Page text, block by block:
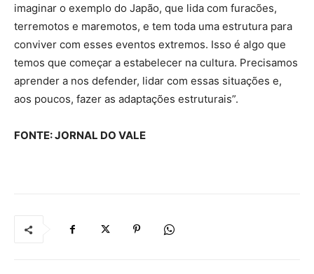
imaginar o exemplo do Japão, que lida com furacões,
terremotos e maremotos, e tem toda uma estrutura para
conviver com esses eventos extremos. Isso é algo que
temos que começar a estabelecer na cultura. Precisamos
aprender a nos defender, lidar com essas situações e,
aos poucos, fazer as adaptações estruturais”.
FONTE: JORNAL DO VALE